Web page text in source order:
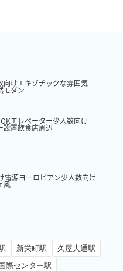
向けエキゾチックな雰囲気
モダン
エレベーター少人数向け
設置飲食店周辺
電源ヨーロピアン少人数向け
風
新栄町駅
久屋大通駅
際センター駅